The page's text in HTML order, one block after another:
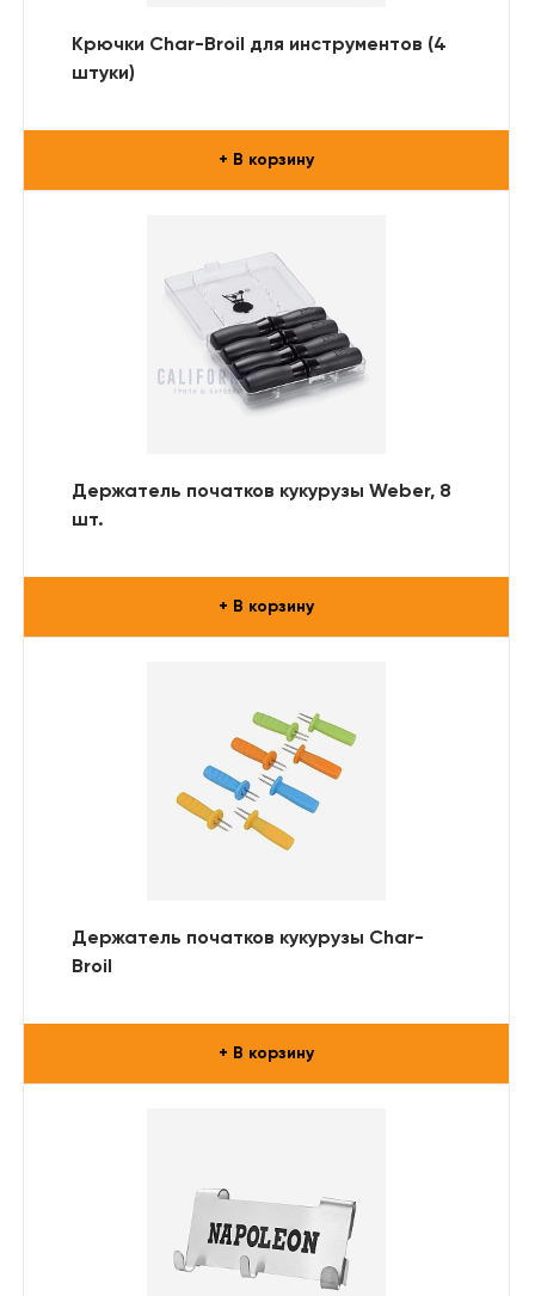
Крючки Char-Broil для инструментов (4
штуки)
+ В корзину
Держатель початков кукурузы Weber, 8
шт.
+ В корзину
Держатель початков кукурузы Char-
Broil
+ В корзину